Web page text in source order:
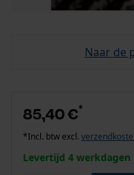
Naar de
85,40 €*
*Incl. btw excl.
Levertijd 4